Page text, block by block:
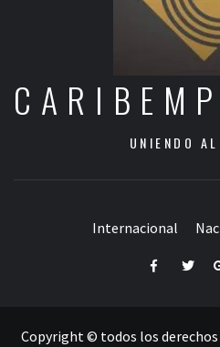
UNIENDO
Internacional
FacebookTwitter
Copyright © todos los derechos